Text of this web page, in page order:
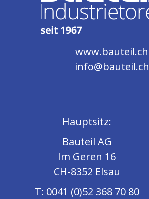
www.bauteil.ch
info@bauteil.ch
Hauptsitz:
Bauteil AG
Im Geren 16
CH-8352 Elsau
T: 0041 (0)52 368 70 80